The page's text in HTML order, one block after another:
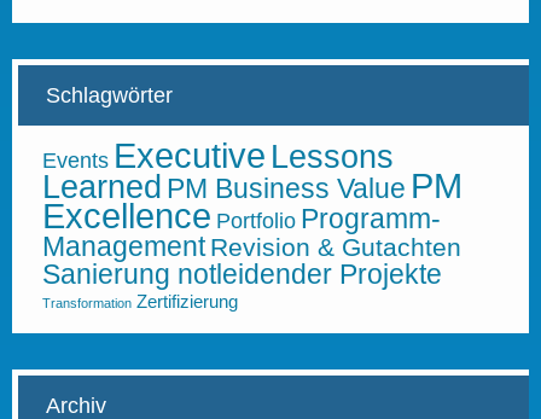
Schlagwörter
Events Executive Lessons
Learned PM Business Value PM
Excellence Portfolio Programm-
Management Revision & Gutachten
Sanierung notleidender Projekte
Transformation Zertifizierung
Archiv